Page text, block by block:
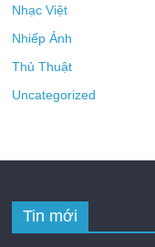
Nhạc Việt
Nhiếp Ảnh
Thủ Thuật
Uncategorized
Tin mới